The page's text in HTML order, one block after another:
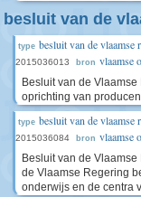
besluit van de
type besluit van de vlaamse
2015036013 bron vlaamse
Besluit van de
oprichting van
type besluit van de vlaamse
2015036084 bron vlaamse
Besluit van de
de Vlaamse Regering
onderwijs en de centra